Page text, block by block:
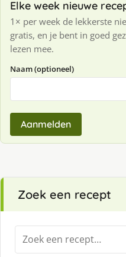
Elke week nieuwe
1× per week de lekkerste
gratis, en je bent in goed
lezen mee.
Naam (optioneel)
Aanmelden
Zoek een recept
Zoeken
naar: